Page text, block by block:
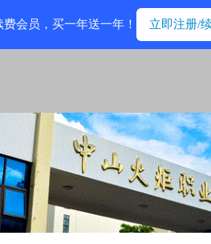
会员，买一年送一年！ 立即注册/